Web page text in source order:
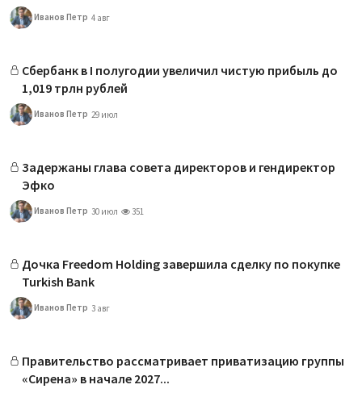
Иванов Петр 4 авг
Сбербанк в I полугодии увеличил чистую прибыль до
1,019 трлн рублей
Иванов Петр 29 июл
Задержаны глава совета директоров и гендиректор
Эфко
Иванов Петр 30 июл 351
Дочка Freedom Holding завершила сделку по покупке
Turkish Bank
Иванов Петр 3 авг
Правительство рассматривает приватизацию группы
«Сирена» в начале 2027...